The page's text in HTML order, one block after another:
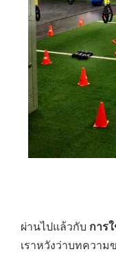
ผ่านไปแล้วกับ การ
เราหวังว่าบทความ